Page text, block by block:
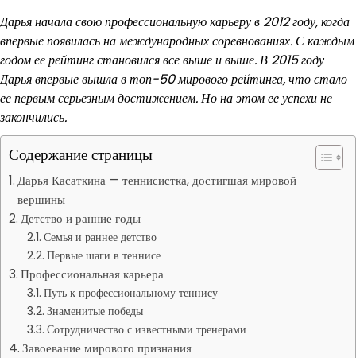
Дарья начала свою профессиональную карьеру в 2012 году, когда
впервые появилась на международных соревнованиях. С каждым
годом ее рейтинг становился все выше и выше. В 2015 году
Дарья впервые вышла в топ-50 мирового рейтинга, что стало
ее первым серьезным достижением. Но на этом ее успехи не
закончились.
Содержание страницы
Дарья Касаткина — теннисистка, достигшая мировой
вершины
Детство и ранние годы
Семья и раннее детство
Первые шаги в теннисе
Профессиональная карьера
Путь к профессиональному теннису
Знаменитые победы
Сотрудничество с известными тренерами
Завоевание мирового признания